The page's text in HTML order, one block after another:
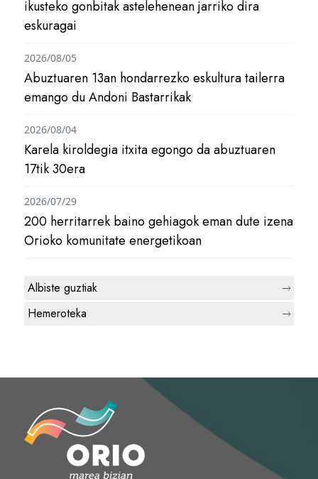
ikusteko gonbitak astelehenean jarriko dira
eskuragai
Abuztuaren 13an hondarrezko eskultura tailerra
emango du Andoni Bastarrikak
2026/08/05
Karela kiroldegia itxita egongo da abuztuaren
17tik 30era
2026/08/04
200 herritarrek baino gehiagok eman dute izena
Orioko komunitate energetikoan
2026/07/29
Albiste guztiak
Hemeroteka